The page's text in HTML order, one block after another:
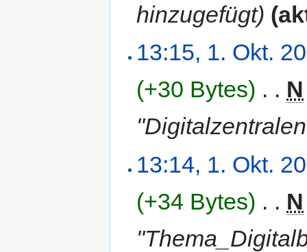
hinzugefügt)
13:15, 1. Okt.
(+30 Bytes) . . N
13:14, 1. Okt.
(+34 Bytes) . . N